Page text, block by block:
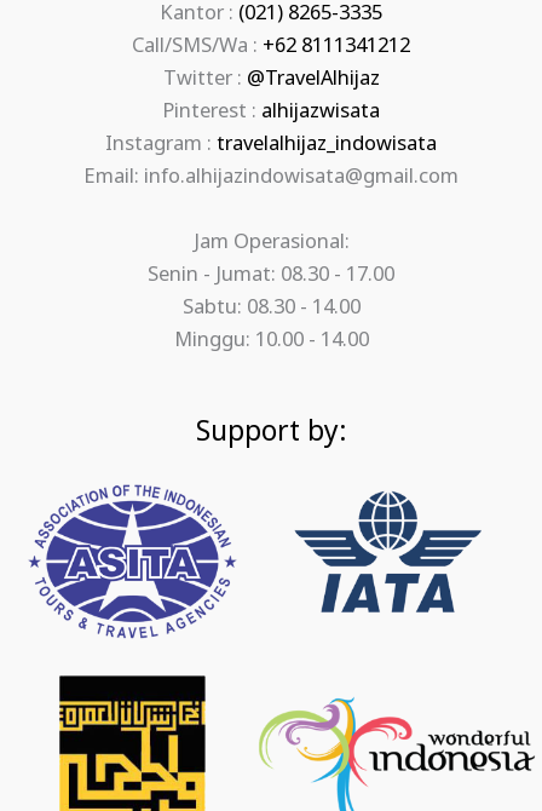
Kantor : (021) 8265-3335
Call/SMS/Wa : +62 8111341212
Twitter : @TravelAlhijaz
Pinterest : alhijazwisata
Instagram : travelalhijaz_indowisata
Email: info.alhijazindowisata@gmail.com
Jam Operasional:
Senin - Jumat: 08.30 - 17.00
Sabtu: 08.30 - 14.00
Minggu: 10.00 - 14.00
Support by: